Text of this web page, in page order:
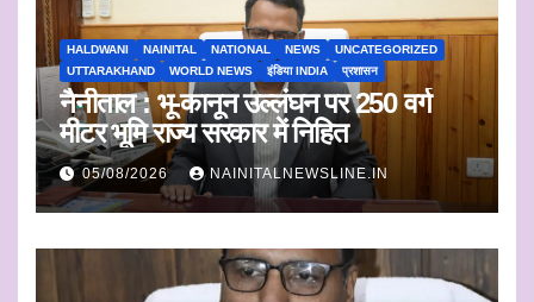
HALDWANI NAINITAL NATIONAL NEWS
UNCATEGORIZED
UTTARAKHAND
WORLD NEWS इंडिया INDIA प्रशासन
नैनीताल : भू-कानून उल्लंघन पर 250 वर्ग
मीटर भूमि राज्य सरकार में निहित
05/08/2026 NAINITALNEWSLINE.IN